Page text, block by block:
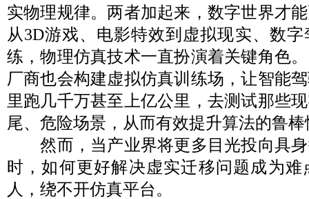
实物理规律。两者加起来，数字世界才
从3D游戏、电影特效到虚拟现实、数
练，物理仿真技术一直扮演着关键角色
厂商也会构建虚拟仿真训练场，让智能
里跑几千万甚至上亿公里，去测试那些
尾、危险场景，从而有效提升算法的鲁
然而，当产业界将更多目光投向具身
时，如何更好解决虚实迁移问题成为
人，绕不开仿真平台。